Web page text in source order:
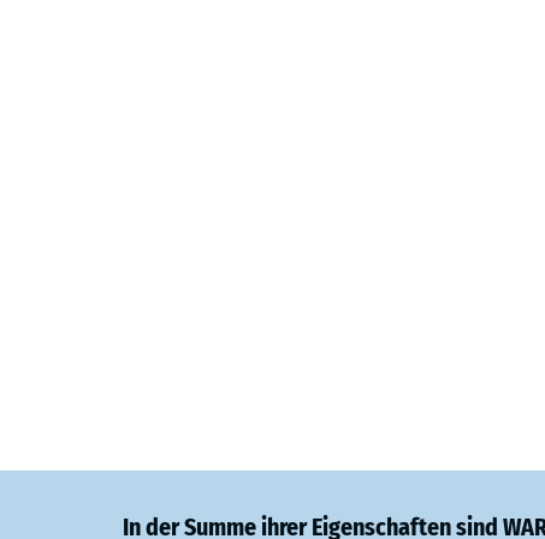
In der Summe ihrer Eigenschaften sind